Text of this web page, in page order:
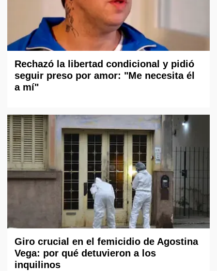
Rechazó la libertad condicional y pidió
seguir preso por amor: "Me necesita él
a mí"
Giro crucial en el femicidio de Agostina
Vega: por qué detuvieron a los
inquilinos